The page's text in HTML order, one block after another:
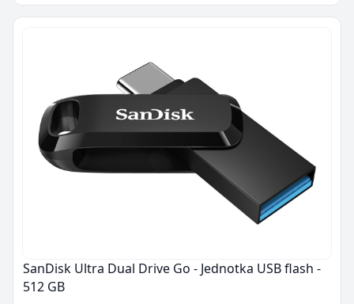
SanDisk Ultra Dual Drive Go - Jednotka USB flash -
512 GB